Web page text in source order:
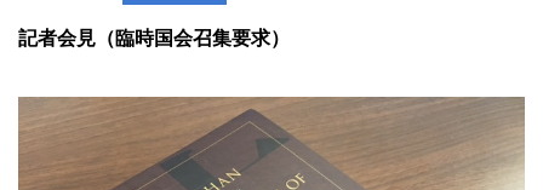
記者会見（臨時国会召集要求）